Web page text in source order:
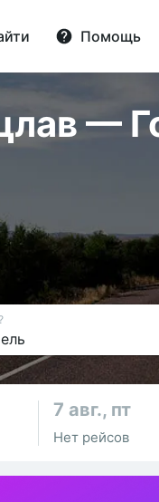
Помощь
—
7 авг., пт
Нет рейсов